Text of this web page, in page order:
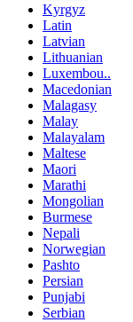
Kyrgyz
Latin
Latvian
Lithuanian
Luxembou..
Macedonian
Malagasy
Malay
Malayalam
Maltese
Maori
Marathi
Mongolian
Burmese
Nepali
Norwegian
Pashto
Persian
Punjabi
Serbian